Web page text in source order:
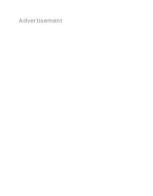
Advertisement